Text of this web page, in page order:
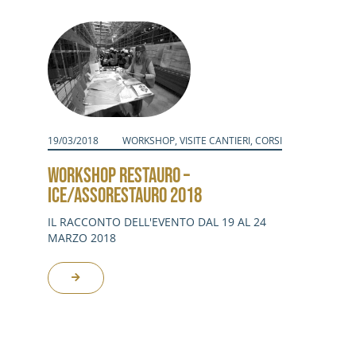
Contacts
19/03/2018 WORKSHOP, VISITE CANTIERI, CORSI
WORKSHOP RESTAURO –
ICE/ASSORESTAURO 2018
IL RACCONTO DELL'EVENTO DAL 19 AL 24
MARZO 2018